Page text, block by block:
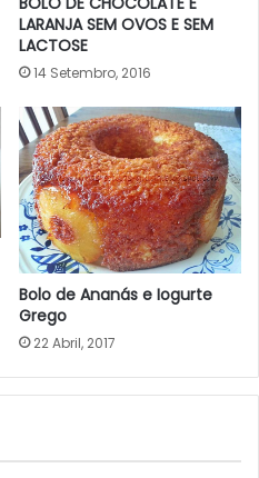
LARANJA SEM OVOS E SEM
LACTOSE
14 Setembro, 2016
Bolo de Ananás e Iogurte
Grego
22 Abril, 2017